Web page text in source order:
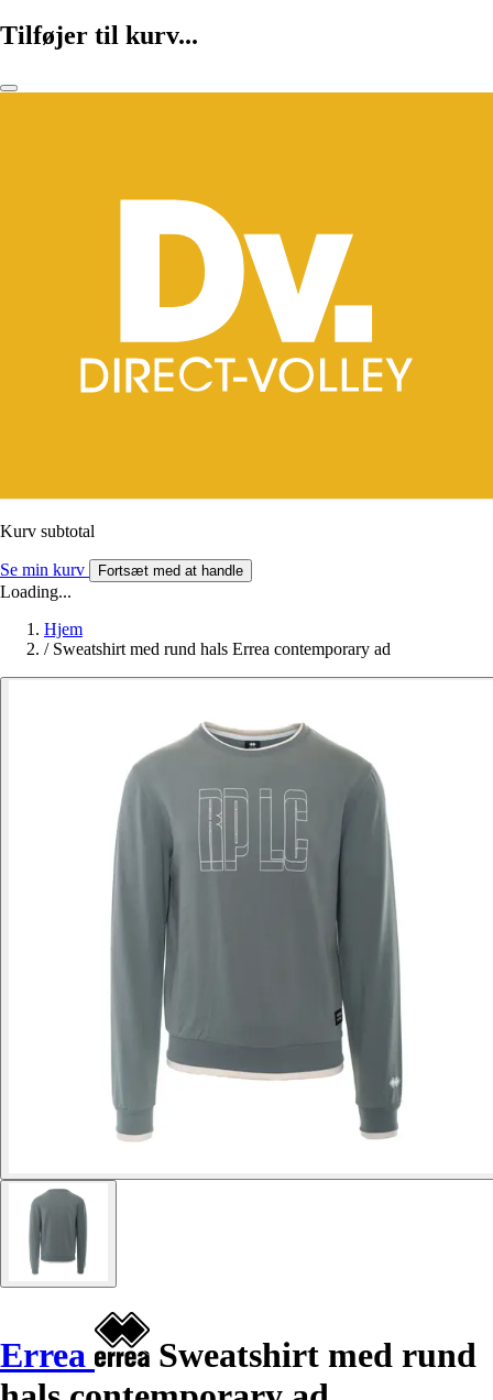
Tilføjer til kurv...
Kurv subtotal
Se min kurv Fortsæt med at handle
Loading...
Hjem
/ Sweatshirt med rund hals Errea contemporary ad
Errea
Sweatshirt med rund